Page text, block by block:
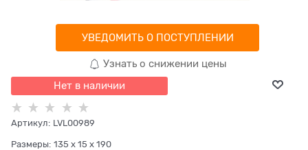
УВЕДОМИТЬ О ПОСТУПЛЕНИИ
Узнать о снижении цены
Нет в наличии
Артикул: LVL00989
Размеры: 135 x 15 x 190